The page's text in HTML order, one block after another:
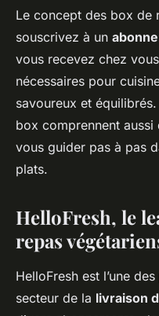
Le concept des box de
souscrivez à un
vous recevez chez
nécessaires pour
savoureux et
box comprennent aussi
vous guider pas à pas
plats.
HelloFresh, le
repas
HelloFresh est l’une
secteur de la livraison